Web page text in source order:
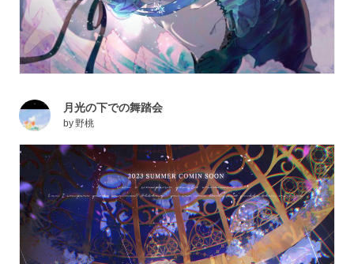
月光の下での舞踏会
by野桃